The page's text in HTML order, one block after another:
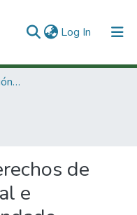
Log In (current)
3. Recursos de Información Científica y Tecnológica
de
e